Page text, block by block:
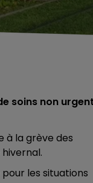
soins non
à la grève des
les situations